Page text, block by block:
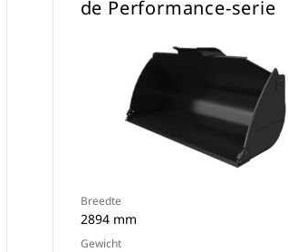
de Performance-serie
Breedte
2894 mm
Gewicht